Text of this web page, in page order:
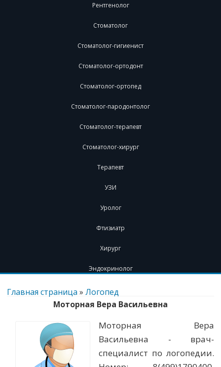
Рентгенолог
Стоматолог
Стоматолог-гигиенист
Стоматолог-ортодонт
Стоматолог-ортопед
Стоматолог-пародонтолог
Стоматолог-терапевт
Стоматолог-хирург
Терапевт
УЗИ
Уролог
Фтизиатр
Хирург
Эндокринолог
Перейти
содержимому
Главная страница » Логопед
Моторная Вера Васильевна
Моторная Вера
Васильевна - врач-
специалист по логопедии.